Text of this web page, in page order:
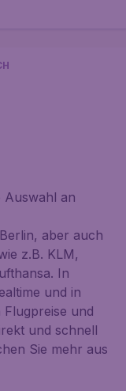
Auswahl an
aber auch
z.B. KLM,
In
und in
und
und schnell
Sie mehr aus